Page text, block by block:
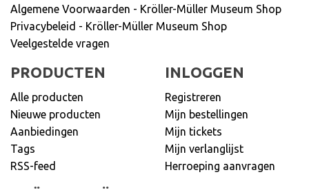
Algemene Voorwaarden - Kröller-Müller Museum Shop
Privacybeleid - Kröller-Müller Museum Shop
Veelgestelde vragen
PRODUCTEN
Alle producten
Nieuwe producten
Aanbiedingen
Tags
RSS-feed
INLOGGEN
Registreren
Mijn bestellingen
Mijn tickets
Mijn verlanglijst
Herroeping aanvragen